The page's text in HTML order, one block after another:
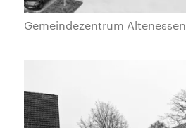
Gemeindezentrum Altenessen